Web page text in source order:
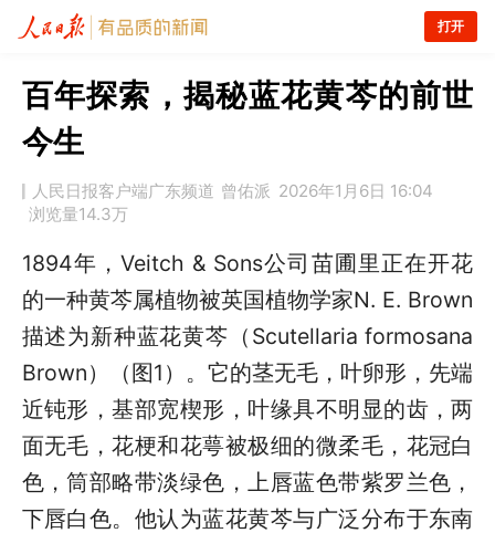
打开
百年探索，揭秘蓝花黄芩的前世
今生
人民日报客户端广东频道 曾佑派 2026年1月6日 16:04
浏览量14.3万
1894年，Veitch & Sons公司苗圃里正在开花
的一种黄芩属植物被英国植物学家N. E. Brown
描述为新种蓝花黄芩（Scutellaria formosana
Brown）（图1）。它的茎无毛，叶卵形，先端
近钝形，基部宽楔形，叶缘具不明显的齿，两
面无毛，花梗和花萼被极细的微柔毛，花冠白
色，筒部略带淡绿色，上唇蓝色带紫罗兰色，
下唇白色。他认为蓝花黄芩与广泛分布于东南